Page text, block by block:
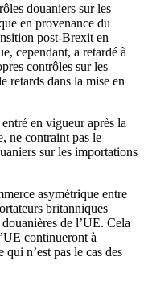
douaniers sur les
en provenance du
post-Brexit en
cependant, a retardé à
contrôles sur les
retards dans la mise en
en vigueur après la
ne contraint pas le
sur les importations
asymétrique entre
britanniques
de l’UE. Cela
continueront à
n’est pas le cas des